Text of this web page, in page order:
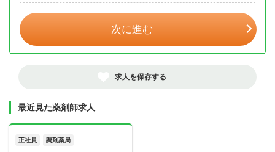
次に進む
求人を保存する
最近見た薬剤師求人
正社員 調剤薬局